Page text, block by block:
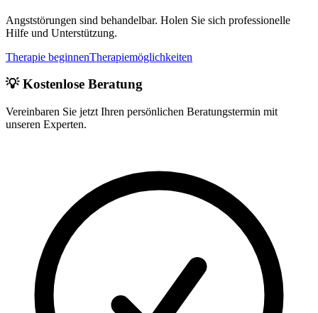
Angststörungen sind behandelbar. Holen Sie sich professionelle
Hilfe und Unterstützung.
Therapie beginnenTherapiemöglichkeiten
💡 Kostenlose Beratung
Vereinbaren Sie jetzt Ihren persönlichen Beratungstermin mit
unseren Experten.